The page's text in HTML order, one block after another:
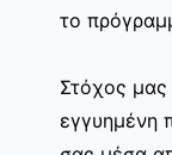
το
Στόχος μας
εγγυημένη